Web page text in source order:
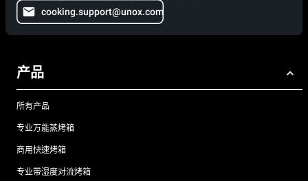
cooking.support@unox.com
产品
所有产品
专业万能蒸烤箱
商用快速烤箱
专业带湿度对流烤箱